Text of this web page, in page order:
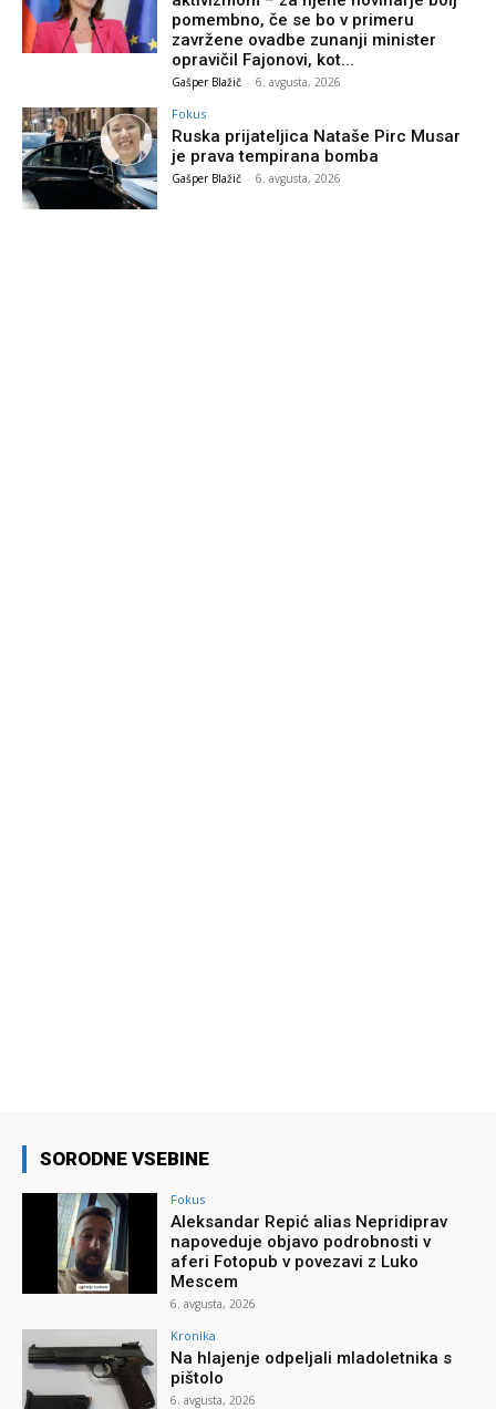
pomembno, če se bo v primeru
zavržene ovadbe zunanji minister
opravičil Fajonovi, kot...
Gašper Blažič - 6. avgusta, 2026
Fokus
Ruska prijateljica Nataše Pirc Musar
je prava tempirana bomba
Gašper Blažič - 6. avgusta, 2026
SORODNE VSEBINE
Fokus
Aleksandar Repić alias Nepridiprav
napoveduje objavo podrobnosti v
aferi Fotopub v povezavi z Luko
Mescem
6. avgusta, 2026
Kronika
Na hlajenje odpeljali mladoletnika s
pištolo
6. avgusta, 2026